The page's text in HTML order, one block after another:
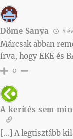
Döme Sanya 8
Márcsak abban
írva, hogy EKE és
0
A kerítés sem
[…] A legtisztább